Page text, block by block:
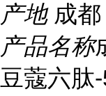
产地 成都
产品名称
豆蔻六肽